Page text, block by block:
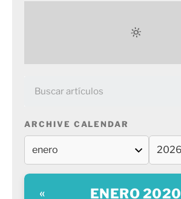
ARCHIVE CALENDAR
« ENERO 2020